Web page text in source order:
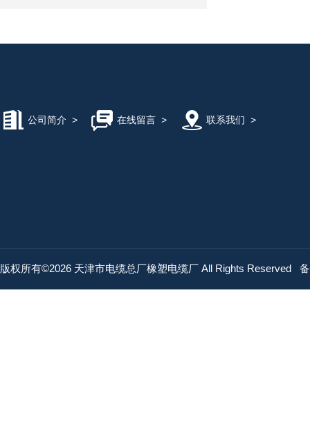
公司简介 > 在线留言> 联系我们 >
版权所有©2026 天津市电缆总厂橡塑电缆厂 All Rights Reserved